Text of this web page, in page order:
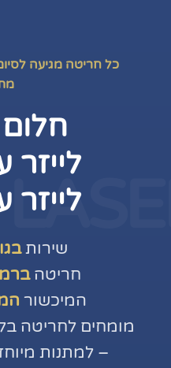
כל חריטה מגיעה
לייזר
לייזר
שירות
חריטה
המיכשור
מומחים לחריטה
– למתנות